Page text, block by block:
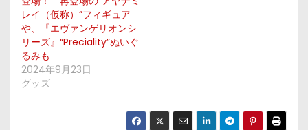
レイ（仮称）”フィギュア
や、『エヴァンゲリオンシ
リーズ』“Preciality”ぬいぐ
るみも
2024年9月23日
グッズ